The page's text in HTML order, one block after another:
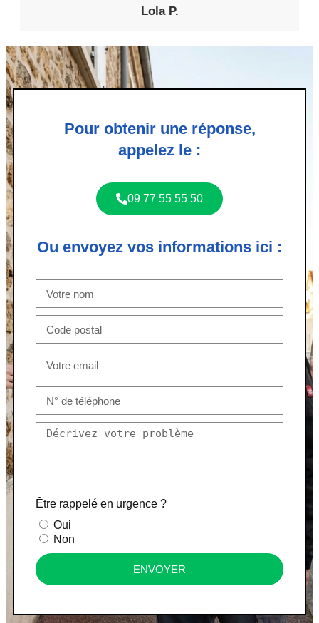
Lola P.
Pour obtenir une réponse,
appelez le :
09 77 55 55 50
Ou envoyez vos informations ici :
Être rappelé en urgence ?
Oui
Non
ENVOYER